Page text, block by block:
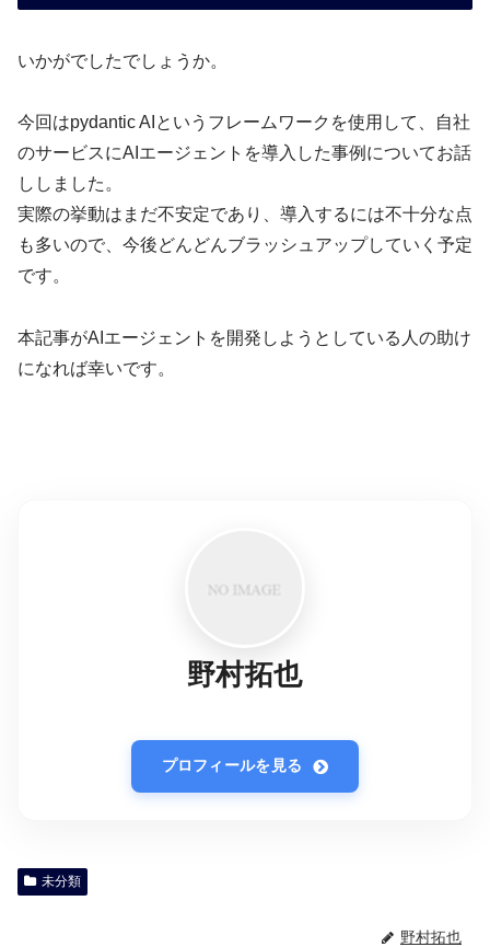
いかがでしたでしょうか。
今回はpydantic AIというフレームワークを使用して、自社
のサービスにAIエージェントを導入した事例についてお話
ししました。
実際の挙動はまだ不安定であり、導入するには不十分な点
も多いので、今後どんどんブラッシュアップしていく予定
です。
本記事がAIエージェントを開発しようとしている人の助け
になれば幸いです。
野村拓也
プロフィールを見る
未分類
野村拓也